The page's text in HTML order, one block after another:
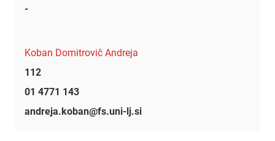
-
Koban Domitrovič Andreja
112
01 4771 143
andreja.koban@fs.uni-lj.si